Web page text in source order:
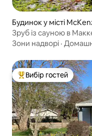
Будинок у місті
Зруб із сауною в
стежок
Зони надворі ·
Топ вибір гостей
Вибір гостей